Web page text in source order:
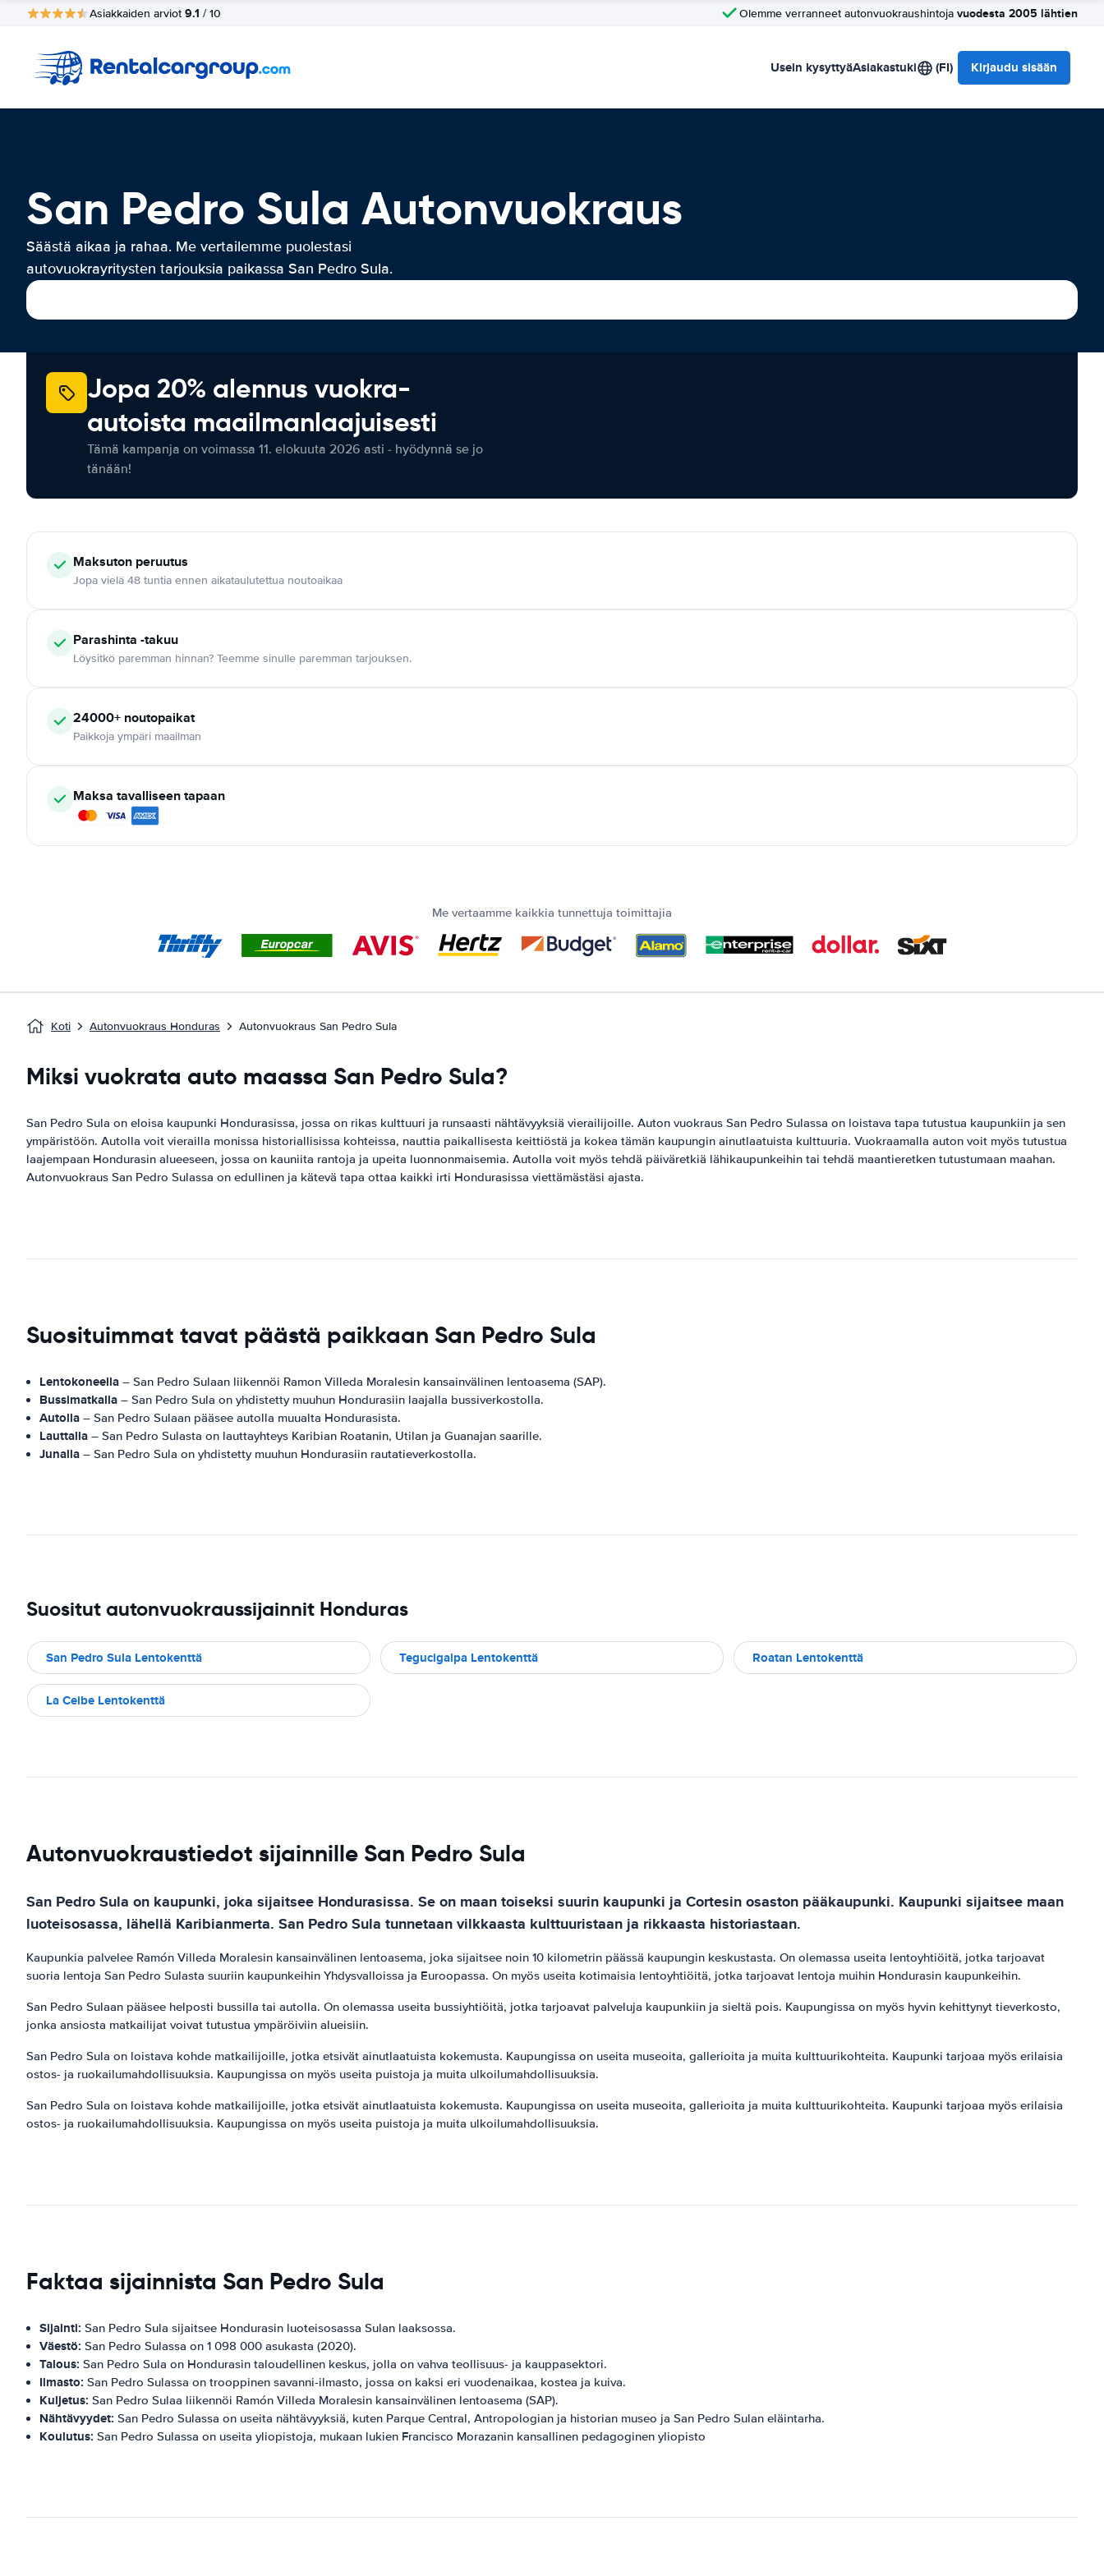
Asiakkaiden arviot 9.1 / 10 Olemme verranneet autonvuokraushintoja vuodesta 2005 lähtien
Usein kysyttyäAsiakastuki (FI) Kirjaudu sisään
San Pedro Sula Autonvuokraus
Säästä aikaa ja rahaa. Me vertailemme puolestasi
autovuokrayritysten tarjouksia paikassa San Pedro Sula.
Jopa 20% alennus vuokra-
autoista maailmanlaajuisesti
Tämä kampanja on voimassa 11. elokuuta 2026 asti - hyödynnä se jo
tänään!
Maksuton peruutus
Jopa vielä 48 tuntia ennen aikataulutettua noutoaikaa
Parashinta -takuu
Löysitkö paremman hinnan? Teemme sinulle paremman tarjouksen.
24000+ noutopaikat
Paikkoja ympäri maailman
Maksa tavalliseen tapaan
Me vertaamme kaikkia tunnettuja toimittajia
Koti Autonvuokraus Honduras Autonvuokraus San Pedro Sula
Miksi vuokrata auto maassa San Pedro Sula?
San Pedro Sula on eloisa kaupunki Hondurasissa, jossa on rikas kulttuuri ja runsaasti nähtävyyksiä vierailijoille. Auton vuokraus San Pedro Sulassa on loistava tapa tutustua kaupunkiin ja sen
ympäristöön. Autolla voit vierailla monissa historiallisissa kohteissa, nauttia paikallisesta keittiöstä ja kokea tämän kaupungin ainutlaatuista kulttuuria. Vuokraamalla auton voit myös tutustua
laajempaan Hondurasin alueeseen, jossa on kauniita rantoja ja upeita luonnonmaisemia. Autolla voit myös tehdä päiväretkiä lähikaupunkeihin tai tehdä maantieretken tutustumaan maahan.
Autonvuokraus San Pedro Sulassa on edullinen ja kätevä tapa ottaa kaikki irti Hondurasissa viettämästäsi ajasta.
Suosituimmat tavat päästä paikkaan San Pedro Sula
Lentokoneella – San Pedro Sulaan liikennöi Ramon Villeda Moralesin kansainvälinen lentoasema (SAP).
Bussimatkalla – San Pedro Sula on yhdistetty muuhun Hondurasiin laajalla bussiverkostolla.
Autolla – San Pedro Sulaan pääsee autolla muualta Hondurasista.
Lauttalla – San Pedro Sulasta on lauttayhteys Karibian Roatanin, Utilan ja Guanajan saarille.
Junalla – San Pedro Sula on yhdistetty muuhun Hondurasiin rautatieverkostolla.
Suositut autonvuokraussijainnit Honduras
San Pedro Sula Lentokenttä Tegucigalpa Lentokenttä Roatan Lentokenttä
La Ceibe Lentokenttä
Autonvuokraustiedot sijainnille San Pedro Sula
San Pedro Sula on kaupunki, joka sijaitsee Hondurasissa. Se on maan toiseksi suurin kaupunki ja Cortesin osaston pääkaupunki. Kaupunki sijaitsee maan
luoteisosassa, lähellä Karibianmerta. San Pedro Sula tunnetaan vilkkaasta kulttuuristaan ​​ja rikkaasta historiastaan.
Kaupunkia palvelee Ramón Villeda Moralesin kansainvälinen lentoasema, joka sijaitsee noin 10 kilometrin päässä kaupungin keskustasta. On olemassa useita lentoyhtiöitä, jotka tarjoavat
suoria lentoja San Pedro Sulasta suuriin kaupunkeihin Yhdysvalloissa ja Euroopassa. On myös useita kotimaisia ​​lentoyhtiöitä, jotka tarjoavat lentoja muihin Hondurasin kaupunkeihin.
San Pedro Sulaan pääsee helposti bussilla tai autolla. On olemassa useita bussiyhtiöitä, jotka tarjoavat palveluja kaupunkiin ja sieltä pois. Kaupungissa on myös hyvin kehittynyt tieverkosto,
jonka ansiosta matkailijat voivat tutustua ympäröiviin alueisiin.
San Pedro Sula on loistava kohde matkailijoille, jotka etsivät ainutlaatuista kokemusta. Kaupungissa on useita museoita, gallerioita ja muita kulttuurikohteita. Kaupunki tarjoaa myös erilaisia ​​
ostos- ja ruokailumahdollisuuksia. Kaupungissa on myös useita puistoja ja muita ulkoilumahdollisuuksia.
San Pedro Sula on loistava kohde matkailijoille, jotka etsivät ainutlaatuista kokemusta. Kaupungissa on useita museoita, gallerioita ja muita kulttuurikohteita. Kaupunki tarjoaa myös erilaisia ​​
ostos- ja ruokailumahdollisuuksia. Kaupungissa on myös useita puistoja ja muita ulkoilumahdollisuuksia.
Faktaa sijainnista San Pedro Sula
Sijainti: San Pedro Sula sijaitsee Hondurasin luoteisosassa Sulan laaksossa.
Väestö: San Pedro Sulassa on 1 098 000 asukasta (2020).
Talous: San Pedro Sula on Hondurasin taloudellinen keskus, jolla on vahva teollisuus- ja kauppasektori.
Ilmasto: San Pedro Sulassa on trooppinen savanni-ilmasto, jossa on kaksi eri vuodenaikaa, kostea ja kuiva.
Kuljetus: San Pedro Sulaa liikennöi Ramón Villeda Moralesin kansainvälinen lentoasema (SAP).
Nähtävyydet: San Pedro Sulassa on useita nähtävyyksiä, kuten Parque Central, Antropologian ja historian museo ja San Pedro Sulan eläintarha.
Koulutus: San Pedro Sulassa on useita yliopistoja, mukaan lukien Francisco Morazanin kansallinen pedagoginen yliopisto